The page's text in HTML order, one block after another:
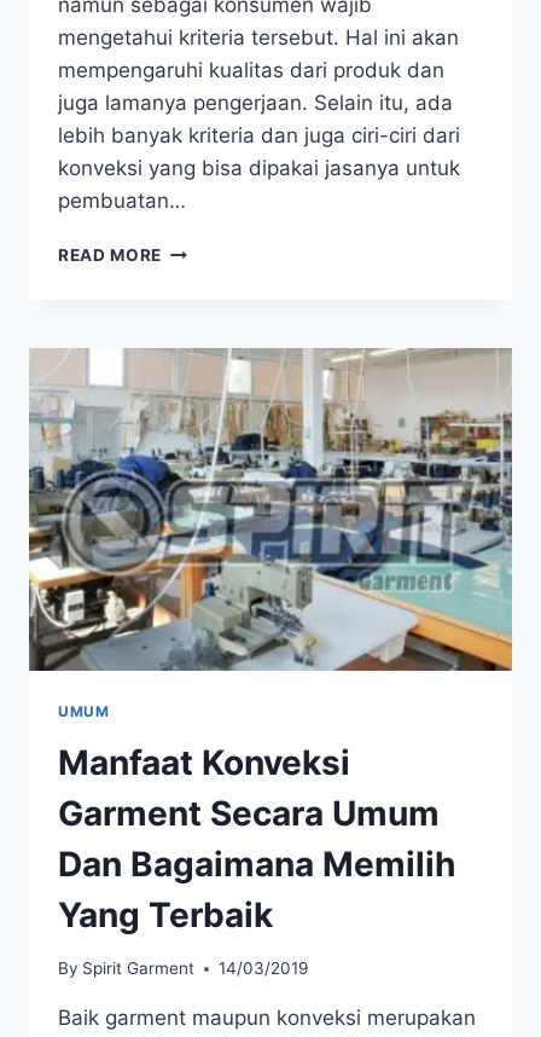
namun sebagai konsumen wajib
mengetahui kriteria tersebut. Hal ini akan
mempengaruhi kualitas dari produk dan
juga lamanya pengerjaan. Selain itu, ada
lebih banyak kriteria dan juga ciri-ciri dari
konveksi yang bisa dipakai jasanya untuk
pembuatan…
READ MORE CIRI-
DAN
TERPERCAYA
UMUM
Manfaat Konveksi
Garment Secara Umum
Dan Bagaimana Memilih
Yang Terbaik
By Spirit Garment 14/03/2019
Baik garment maupun konveksi merupakan